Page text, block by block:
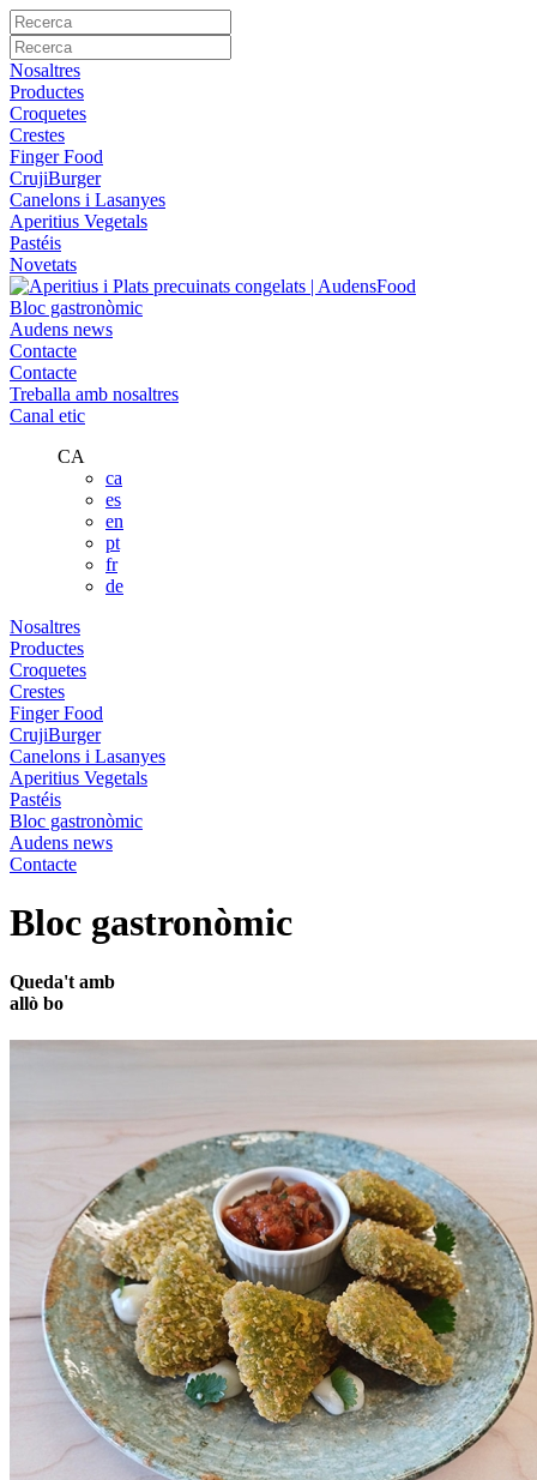
Nosaltres
Productes
Croquetes
Crestes
Finger Food
CrujiBurger
Canelons i Lasanyes
Aperitius Vegetals
Pastéis
Novetats
Bloc gastronòmic
Audens news
Contacte
Contacte
Treballa amb nosaltres
Canal etic
CA
ca
es
en
pt
fr
de
Nosaltres
Productes
Croquetes
Crestes
Finger Food
CrujiBurger
Canelons i Lasanyes
Aperitius Vegetals
Pastéis
Bloc gastronòmic
Audens news
Contacte
Bloc gastronòmic
Queda't amb
allò bo